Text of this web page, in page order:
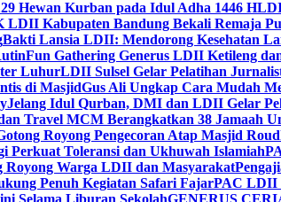
Hewan Kurban pada Idul Adha 1446 H
LDII Kabupaten Bandung Bekali Remaja
Bakti Lansia LDII: Mendorong Kesehatan
Fun Gathering Generus LDII Ketileng
LuhurLDII Sulsel Gelar Pelatihan
di MasjidGus Ali Ungkap Cara Mudah
Jelang Idul Qurban, DMI dan LDII Gelar
Travel MCM Berangkatkan 38 Jamaah
Royong Pengecoran Atap Masjid
Perkuat Toleransi dan Ukhuwah Islamiah
Royong Warga LDII dan Masyarakat
Penuh Kegiatan Safari FajarPAC LDII
Selama Liburan SekolahGENERUS